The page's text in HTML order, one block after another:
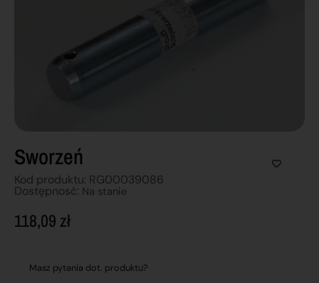
Sworzeń
Kod produktu: RG00039086
Dostępnosć: Na stanie
118,09 zł
Masz pytania dot. produktu?